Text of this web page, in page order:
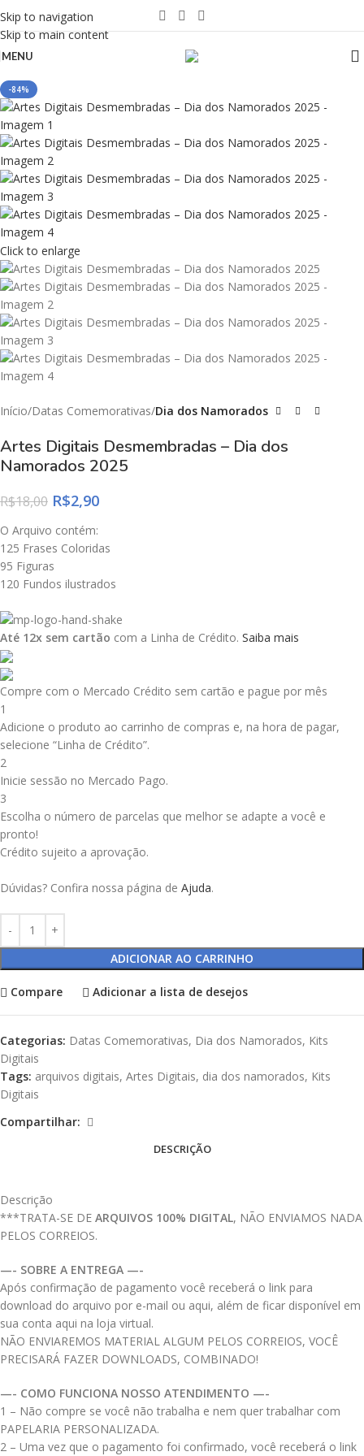
Skip to navigation
Skip to main content
MENU
-84%
Click to enlarge
Início Datas Comemorativas Dia dos Namorados
Artes Digitais Desmembradas – Dia dos
Namorados 2025
R$18,00 R$2,90
O Arquivo contém:
125 Frases Coloridas
95 Figuras
120 Fundos ilustrados
Até 12x sem cartão com a Linha de Crédito. Saiba mais
Compre com o Mercado Crédito sem cartão e pague por mês
1
Adicione o produto ao carrinho de compras e, na hora de pagar,
selecione “Linha de Crédito”.
2
Inicie sessão no Mercado Pago.
3
Escolha o número de parcelas que melhor se adapte a você e
pronto!
Crédito sujeito a aprovação.
Dúvidas? Confira nossa página de Ajuda.
ADICIONAR AO CARRINHO
Compare Adicionar a lista de desejos
Categorias: Datas Comemorativas, Dia dos Namorados, Kits
Digitais
Tags: arquivos digitais, Artes Digitais, dia dos namorados, Kits
Digitais
Compartilhar:
DESCRIÇÃO
Descrição
***TRATA-SE DE ARQUIVOS 100% DIGITAL, NÃO ENVIAMOS NADA
PELOS CORREIOS.
—- SOBRE A ENTREGA —-
Após confirmação de pagamento você receberá o link para
download do arquivo por e-mail ou aqui, além de ficar disponível em
sua conta aqui na loja virtual.
NÃO ENVIAREMOS MATERIAL ALGUM PELOS CORREIOS, VOCÊ
PRECISARÁ FAZER DOWNLOADS, COMBINADO!
—- COMO FUNCIONA NOSSO ATENDIMENTO —-
1 – Não compre se você não trabalha e nem quer trabalhar com
PAPELARIA PERSONALIZADA.
2 – Uma vez que o pagamento foi confirmado, você receberá o link